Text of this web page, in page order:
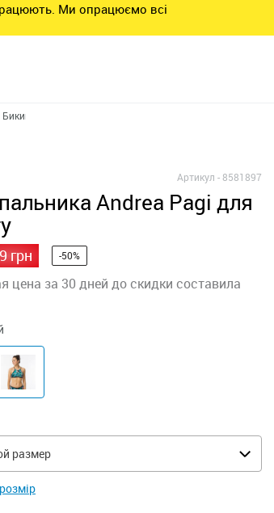
Ми опрацюємо всі
Бикини в Харькове
Артикул -8581897
грн -50%
цена за 30 дней до скидки составила
размер